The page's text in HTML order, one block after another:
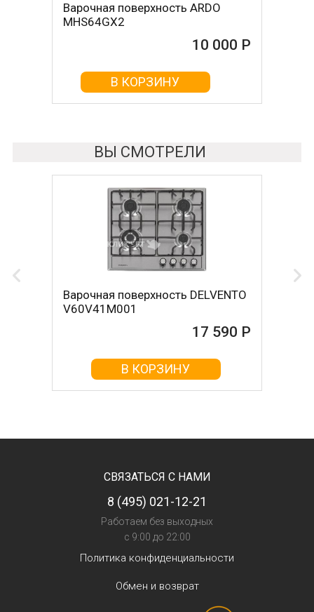
Варочная поверхность ARDO
MHS64GX2
10 000 Р
В КОРЗИНУ
Варочная поверхность KRONA
Hagel 60 WH W
10 000 Р
В КОРЗИНУ
ВЫ СМОТРЕЛИ
Варочная поверхность DELVENTO
V60V41M001
17 590 Р
В КОРЗИНУ
СВЯЗАТЬСЯ С НАМИ
8 (495) 021-12-21
Работаем без выходных
с 9:00 до 22:00
Политика конфиденциальности
Обмен и возврат